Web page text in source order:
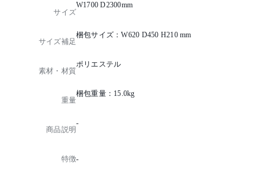
サイズ
W1700 D2300mm
サイズ補足
梱包サイズ：W620 D450 H210 mm
素材・材質
ポリエステル
重量
梱包重量：15.0kg
商品説明
-
特徴-